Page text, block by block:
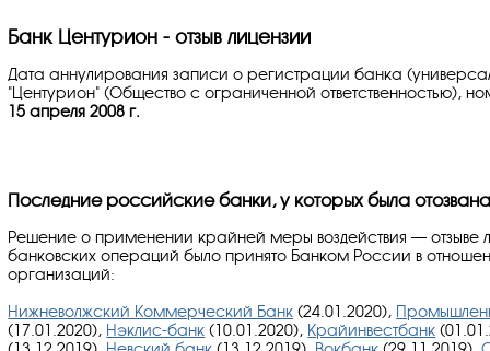
Банк Центурион - отзыв лицензии
Дата аннулирования записи о регистрации банка
"Центурион" (Общество с ограниченной ответственностью),
15 апреля 2008 г.
Последние российские банки, у которых была
Решение о применении крайней меры воздействия — отзыве
банковских операций было принято Банком России в
организаций:
Нижневолжский Коммерческий Банк (24.01.2020),
(17.01.2020), Нэклис-банк (10.01.2020), Крайинвестбанк